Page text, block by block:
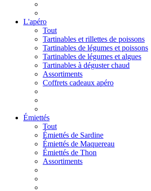
L'apéro
Tout
Tartinables et rillettes de poissons
Tartinables de légumes et poissons
Tartinables de légumes et algues
Tartinables à déguster chaud
Assortiments
Coffrets cadeaux apéro
Émiettés
Tout
Émiettés de Sardine
Émiettés de Maquereau
Émiettés de Thon
Assortiments